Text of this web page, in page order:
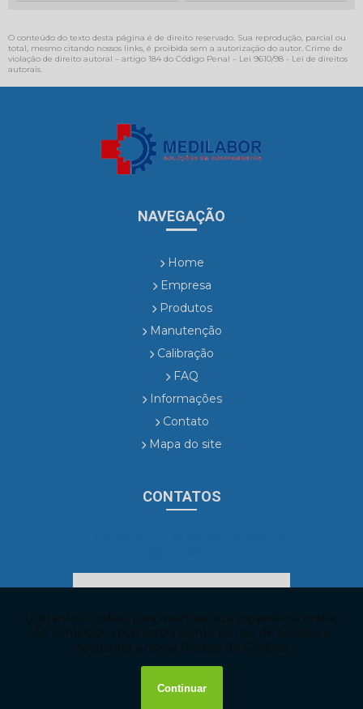
O conteúdo do texto desta página é de direito reservado. Sua reprodução, parcial ou
total, mesmo citando nossos links, é proibida sem a autorização do autor. Crime de
violação de direito autoral – artigo 184 do Código Penal – Lei 9610/98 - Lei de direitos
autorais.
NAVEGAÇÃO
Home
Empresa
Produtos
Manutenção
Calibração
FAQ
Informações
Contato
Mapa do site
CONTATOS
ENVIE SUA MENSAGEM!